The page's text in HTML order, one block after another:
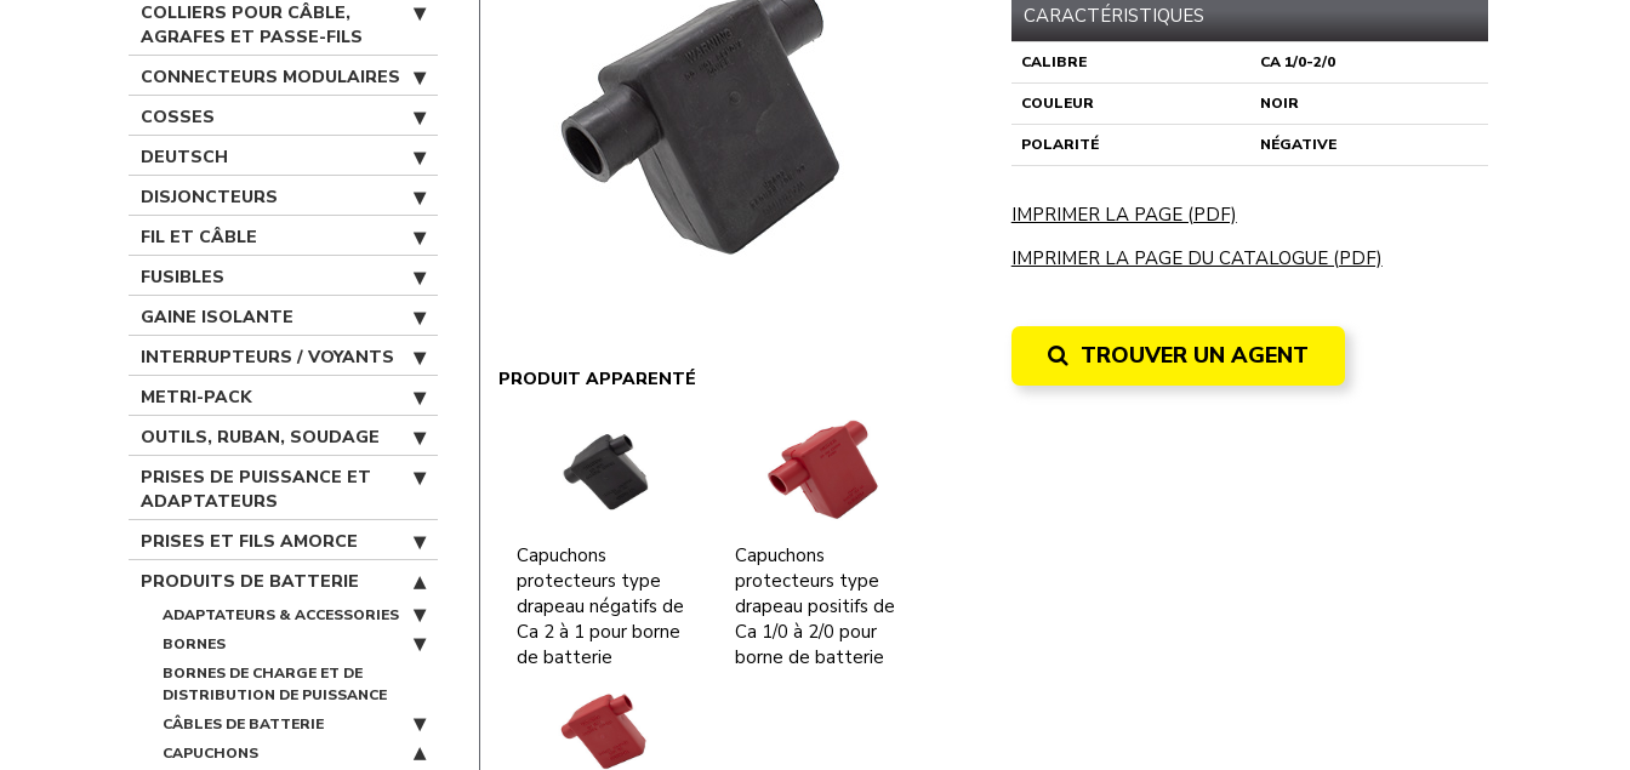
COLLIERS POUR CÂBLE,
AGRAFES ET PASSE-FILS
CONNECTEURS MODULAIRES
COSSES
DEUTSCH
DISJONCTEURS
FIL ET CÂBLE
FUSIBLES
GAINE ISOLANTE
INTERRUPTEURS / VOYANTS
METRI-PACK
OUTILS, RUBAN, SOUDAGE
PRISES DE PUISSANCE ET
ADAPTATEURS
PRISES ET FILS AMORCE
PRODUITS DE BATTERIE
ADAPTATEURS & ACCESSORIES
BORNES
BORNES DE CHARGE ET DE
DISTRIBUTION DE PUISSANCE
CÂBLES DE BATTERIE
CAPUCHONS
PRODUIT APPARENTÉ
Capuchons
protecteurs type
drapeau négatifs de
Ca 2 à 1 pour borne
de batterie
Capuchons
protecteurs type
drapeau positifs de
Ca 1/0 à 2/0 pour
borne de batterie
CARACTÉRISTIQUES
CALIBRE CA 1/0-2/0
COULEUR NOIR
POLARITÉ NÉGATIVE
IMPRIMER LA PAGE (PDF)
IMPRIMER LA PAGE DU CATALOGUE (PDF)
TROUVER UN AGENT